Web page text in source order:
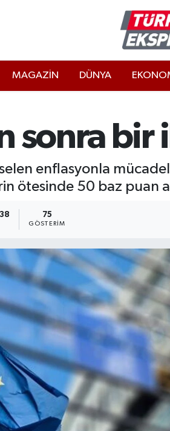
MAGAZİN DÜNYA
sonra
enflasyonla
ötesinde 50 baz
75
GÖSTERIM